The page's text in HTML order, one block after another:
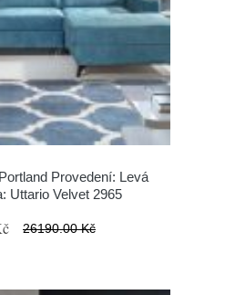
Provedení: Levá
Uttario Velvet 2965
26190.00 Kč